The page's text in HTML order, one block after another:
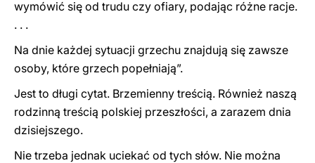
wymówić się od trudu czy ofiary, podając różne racje.
. . .
Na dnie każdej sytuacji grzechu znajdują się zawsze
osoby, które grzech popełniają”.
Jest to długi cytat. Brzemienny treścią. Również naszą
rodzinną treścią polskiej przeszłości, a zarazem dnia
dzisiejszego.
Nie trzeba jednak uciekać od tych słów. Nie można